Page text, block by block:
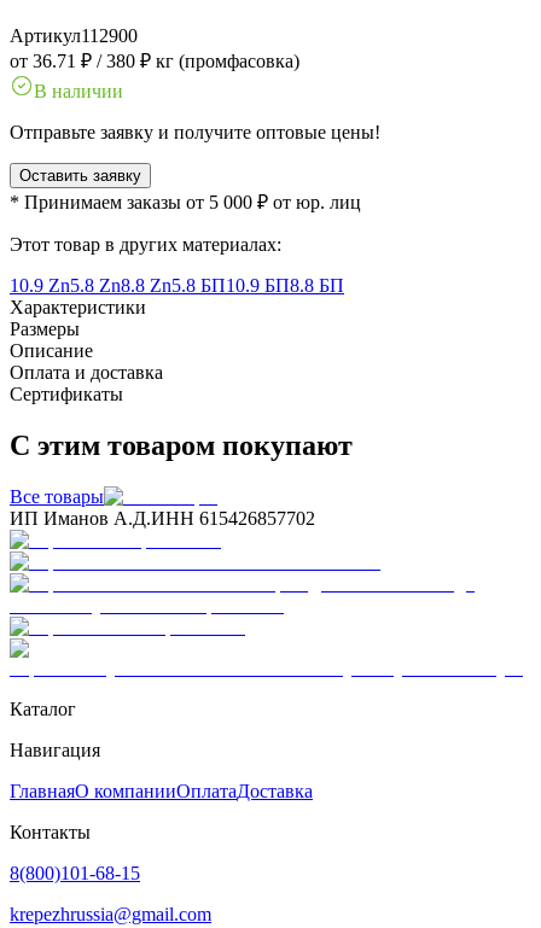
Артикул112900
от 36.71 ₽ /380 ₽ кг (промфасовка)
В наличии
Отправьте заявку и получите оптовые цены!
Оставить заявку
* Принимаем заказы от 5 000 ₽ от юр. лиц
Этот товар в других материалах:
10.9 Zn5.8 Zn8.8 Zn5.8 БП10.9 БП8.8 БП
Характеристики
Размеры
Описание
Оплата и доставка
Сертификаты
С этим товаром покупают
Все товары
ИП Иманов А.Д.ИНН 615426857702
Каталог
Навигация
ГлавнаяО компанииОплатаДоставка
Контакты
8(800)101-68-15
krepezhrussia@gmail.com